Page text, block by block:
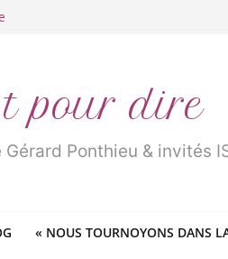
pour dire
Gérard Ponthieu & invités
« NOUS TOURNOYONS DANS